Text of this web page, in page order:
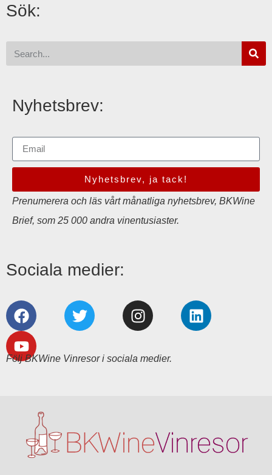
Sök:
Nyhetsbrev:
Nyhetsbrev, ja tack!
Prenumerera och läs vårt månatliga nyhetsbrev, BKWine
Brief, som 25 000 andra vinentusiaster.
Sociala medier:
Följ BKWine Vinresor i sociala medier.